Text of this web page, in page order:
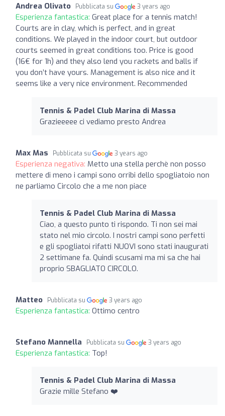
Andrea Olivato Pubblicata su 3 years ago
Esperienza fantastica: Great place for a tennis match!
Courts are in clay, which is perfect, and in great
conditions. We played in the indoor court, but outdoor
courts seemed in great conditions too. Price is good
(16€ for 1h) and they also lend you rackets and balls if
you don’t have yours. Management is also nice and it
seems like a very nice environment. Recommended
Tennis & Padel Club Marina di Massa
Grazieeeee ci vediamo presto Andrea
Max Mas Pubblicata su 3 years ago
Esperienza negativa: Metto una stella perchè non posso
mettere di meno i campi sono orribi dello spogliatoio non
ne parliamo Circolo che a me non piace
Tennis & Padel Club Marina di Massa
Ciao, a questo punto ti rispondo. Ti non sei mai
stato nel mio circolo. I nostri campi sono perfetti
e gli spogliatoi rifatti NUOVI sono stati inaugurati
2 settimane fa. Quindi scusami ma mi sa che hai
proprio SBAGLIATO CIRCOLO.
Matteo Pubblicata su 3 years ago
Esperienza fantastica: Ottimo centro
Stefano Mannella Pubblicata su 3 years ago
Esperienza fantastica: Top!
Tennis & Padel Club Marina di Massa
Grazie mille Stefano ❤️